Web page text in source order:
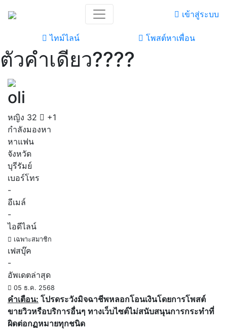
เข้าสู่ระบบ
ไทม์ไลน์ โพสต์หาเพื่อน
ตัวคำเดียว????
oli
หญิง 32
+1
กำลังมองหา
หาแฟน
จังหวัด
บุรีรัมย์
เบอร์โทร
-
อีเมล์
-
ไอดีไลน์
เฉพาะสมาชิก
เฟสบุ๊ค
-
อัพเดตล่าสุด
05 ธ.ค. 2568
คำเตือน: โปรดระวังมิจฉาชีพหลอกโอนเงินโดยการโพสต์
ขายวิวหรือบริการอื่นๆ ทางเว็บไซต์ไม่สนับสนุนการกระทำที่
ผิดต่อกฏหมายทุกชนิด